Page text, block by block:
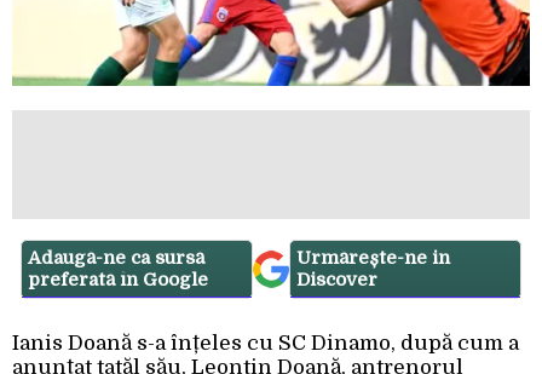
Adaugă-ne ca sursă
preferată în Google
Urmărește-ne in
Discover
Ianis Doană s-a înțeles cu SC Dinamo, după cum a
anunțat tatăl său, Leontin Doană, antrenorul